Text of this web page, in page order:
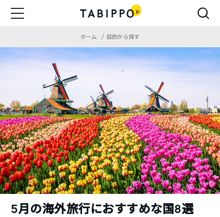
ホーム 目的から探す
5月の海外旅行におすすめな国8選